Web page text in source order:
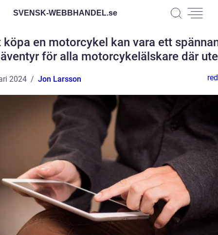
SVENSK-WEBBHANDEL.se
köpa en motorcykel kan vara ett
äventyr för alla motorcykelälskare där ute
2024 Jon Larsson